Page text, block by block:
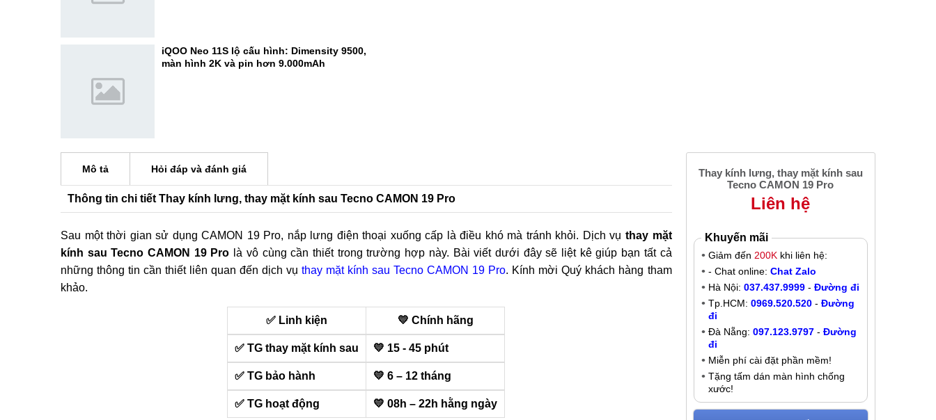
iQOO Neo 11S lộ cấu hình: Dimensity 9500,
màn hình 2K và pin hơn 9.000mAh
Mô tả Hỏi đáp và đánh giá
Thông tin chi tiết Thay kính lưng, thay mặt kính sau Tecno CAMON 19 Pro
Sau một thời gian sử dụng CAMON 19 Pro, nắp lưng điện thoại xuống cấp là điều khó mà tránh khỏi. Dịch vụ thay mặt
kính sau Tecno CAMON 19 Pro là vô cùng cần thiết trong trường hợp này. Bài viết dưới đây sẽ liệt kê giúp bạn tất cả
những thông tin cần thiết liên quan đến dịch vụthay mặt kính sau Tecno CAMON 19 Pro. Kính mời Quý khách hàng tham
khảo.
✅ Linh kiện 💛 Chính hãng
✅ TG thay mặt kính sau 💛 15 - 45 phút
✅ TG bảo hành 💛 6 – 12 tháng
✅ TG hoạt động 💛 08h – 22h hằng ngày
Thay kính lưng, thay mặt kính sau
Tecno CAMON 19 Pro
Liên hệ
Khuyến mãi
Giảm đến 200Kkhi liên hệ:
- Chat online: Chat Zalo
Hà Nội: 037.437.9999- Đường đi
Tp.HCM: 0969.520.520- Đường
đi
Đà Nẵng: 097.123.9797- Đường
đi
Miễn phí cài đặt phần mềm!
Tặng tấm dán màn hình chống
xước!